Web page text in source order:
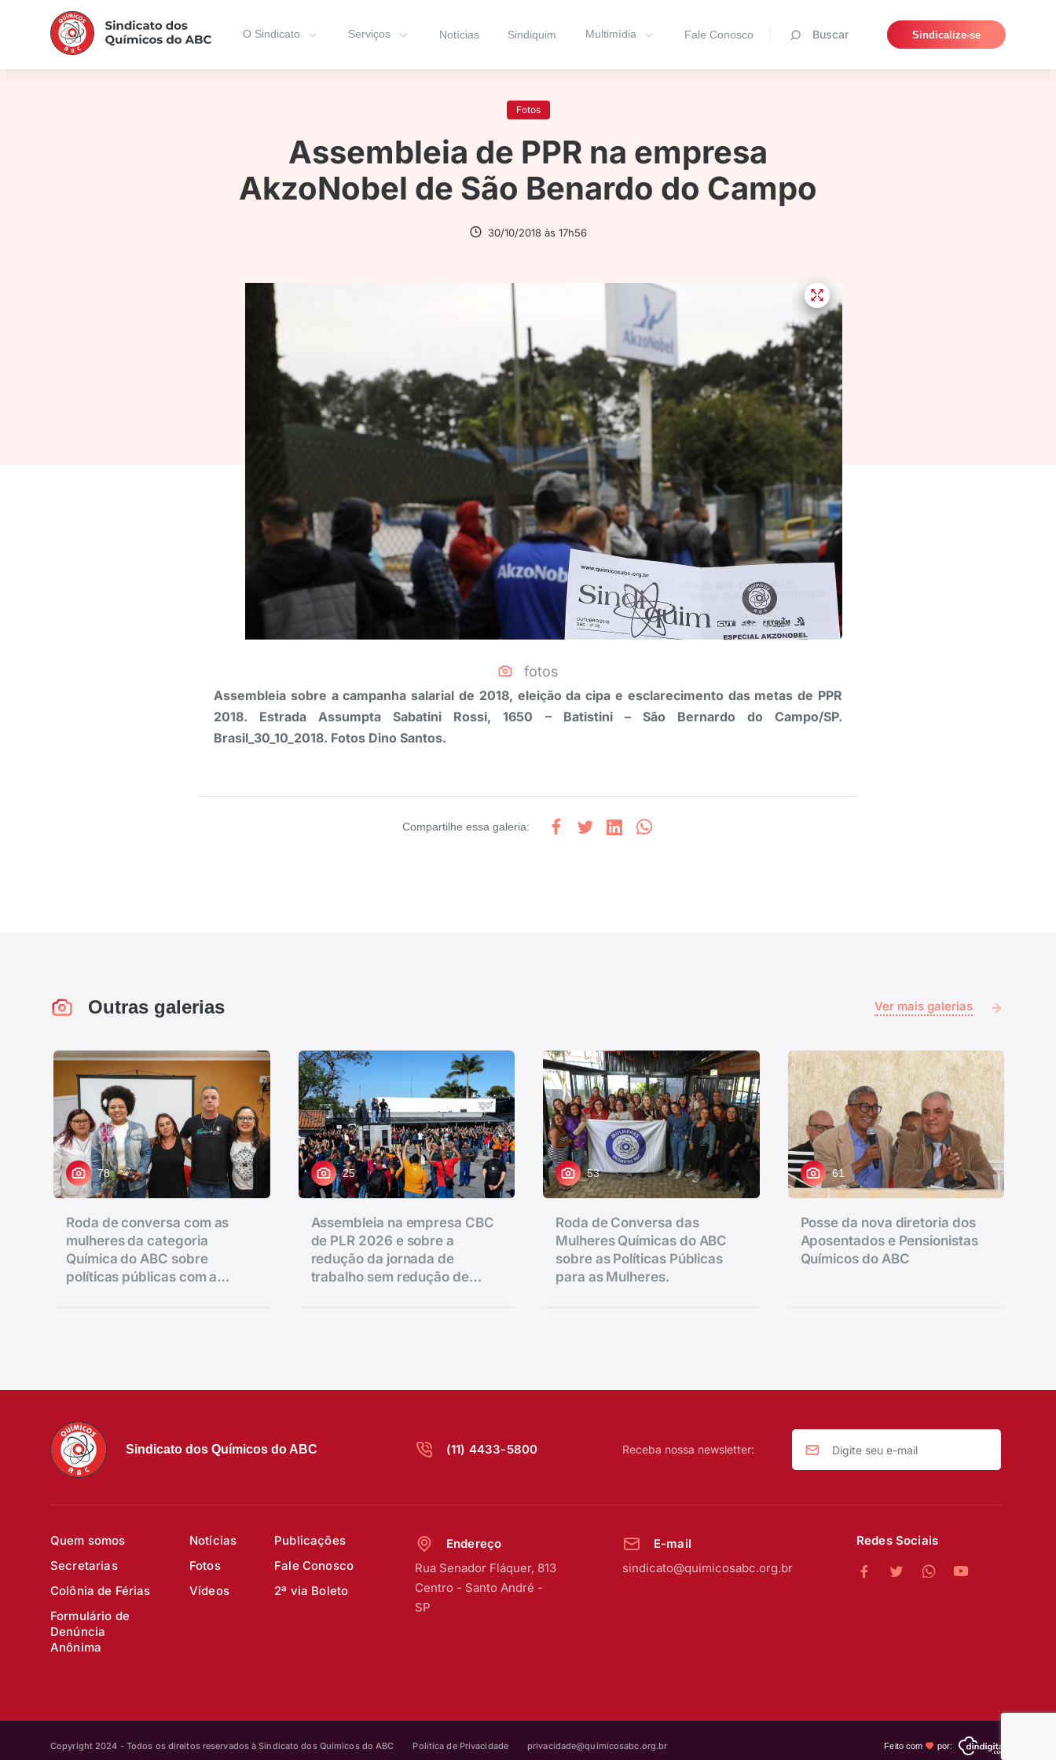
O Sindicato Serviços Notícias Sindiquim Multimídia Fale Conosco Buscar Sindicalize-se
Pesquisar
Fotos
Assembleia de PPR na empresa
AkzoNobel de São Benardo do Campo
30/10/2018 às 17h56
fotos
Assembleia sobre a campanha salarial de 2018, eleição da cipa e esclarecimento das metas de PPR
2018. Estrada Assumpta Sabatini Rossi, 1650 – Batistini – São Bernardo do Campo/SP.
Brasil_30_10_2018. Fotos Dino Santos.
Compartilhe essa galeria:
Outras galerias Ver mais galerias
78
Roda de conversa com as
mulheres da categoria
Química do ABC sobre
políticas públicas com a
25
Assembleia na empresa CBC
de PLR 2026 e sobre a
redução da jornada de
trabalho sem redução de
53
Roda de Conversa das
Mulheres Químicas do ABC
sobre as Políticas Públicas
para as Mulheres.
61
Posse da nova diretoria dos
Aposentados e Pensionistas
Químicos do ABC
Sindicato dos Químicos do ABC (11) 4433-5800 Receba nossa newsletter:
Quem somos Notícias
Publicações
Secretarias
Fotos
Fale Conosco
Colônia de Férias
Vídeos
2ª via Boleto
Formulário de
Denúncia
Anônima
Endereço
Rua Senador Fláquer, 813
Centro - Santo André -
SP
E-mail
sindicato@quimicosabc.org.br
Redes Sociais
Copyright 2024 - Todos os direitos reservados à Sindicato dos Químicos do ABC Política de Privacidade privacidade@quimicosabc.org.br Feito com por: